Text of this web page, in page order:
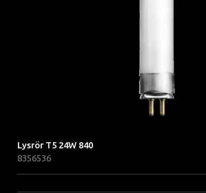
Lysrör T5 24W 840
8356536